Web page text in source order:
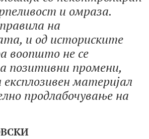
и омраза.
на
и од историските
воопшто не се
позитивни промени,
материјал
продлабочување на